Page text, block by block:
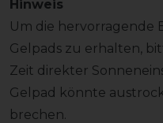
Hinweis
Um die hervorragende
Gelpads zu erhalten,
Zeit direkter
Gelpad könnte
brechen.